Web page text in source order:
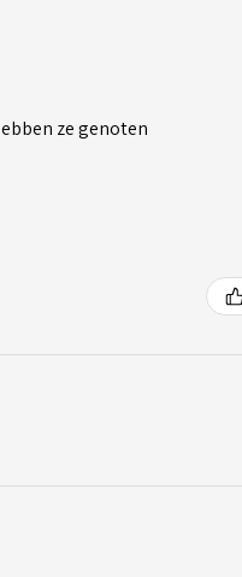
ze genoten